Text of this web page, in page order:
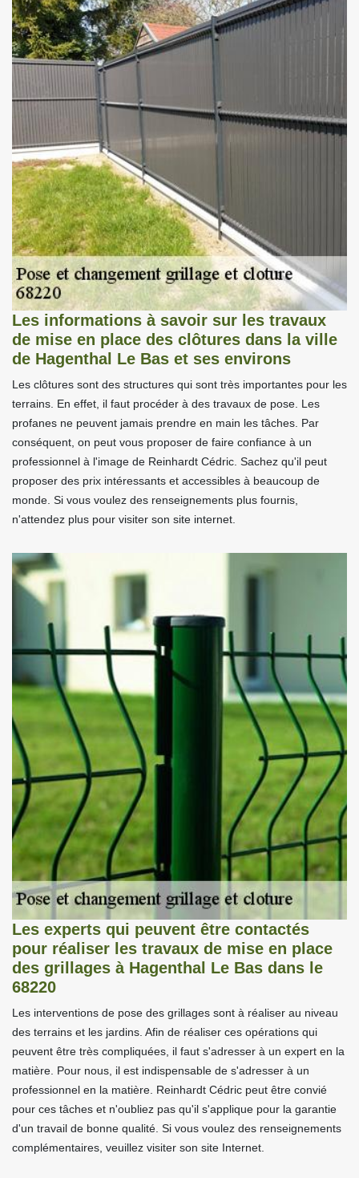
Les informations à savoir sur les travaux
de mise en place des clôtures dans la ville
de Hagenthal Le Bas et ses environs
Les clôtures sont des structures qui sont très importantes pour les
terrains. En effet, il faut procéder à des travaux de pose. Les
profanes ne peuvent jamais prendre en main les tâches. Par
conséquent, on peut vous proposer de faire confiance à un
professionnel à l'image de Reinhardt Cédric. Sachez qu'il peut
proposer des prix intéressants et accessibles à beaucoup de
monde. Si vous voulez des renseignements plus fournis,
n'attendez plus pour visiter son site internet.
Les experts qui peuvent être contactés
pour réaliser les travaux de mise en place
des grillages à Hagenthal Le Bas dans le
68220
Les interventions de pose des grillages sont à réaliser au niveau
des terrains et les jardins. Afin de réaliser ces opérations qui
peuvent être très compliquées, il faut s'adresser à un expert en la
matière. Pour nous, il est indispensable de s'adresser à un
professionnel en la matière. Reinhardt Cédric peut être convié
pour ces tâches et n'oubliez pas qu'il s'applique pour la garantie
d'un travail de bonne qualité. Si vous voulez des renseignements
complémentaires, veuillez visiter son site Internet.